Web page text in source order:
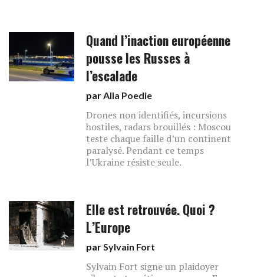
Quand l’inaction européenne
pousse les Russes à
l’escalade
parAlla Poedie
Drones non identifiés, incursions
hostiles, radars brouillés : Moscou
teste chaque faille d’un continent
paralysé. Pendant ce temps
l’Ukraine résiste seule.
Elle est retrouvée. Quoi ?
L’Europe
parSylvain Fort
Sylvain Fort signe un plaidoyer